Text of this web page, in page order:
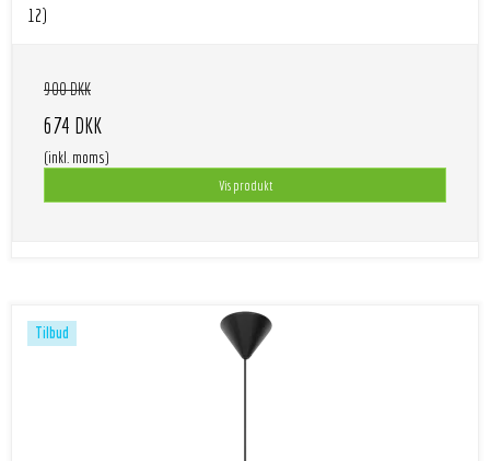
12)
900 DKK
674 DKK
(inkl. moms)
Vis produkt
Tilbud